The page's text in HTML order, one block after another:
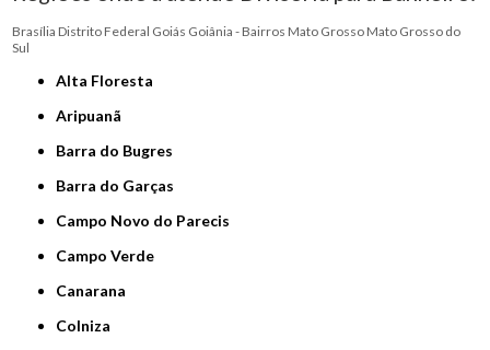
Brasília Distrito Federal Goiás Goiânia - Bairros Mato Grosso Mato Grosso do
Sul
Alta Floresta
Aripuanã
Barra do Bugres
Barra do Garças
Campo Novo do Parecis
Campo Verde
Canarana
Colniza